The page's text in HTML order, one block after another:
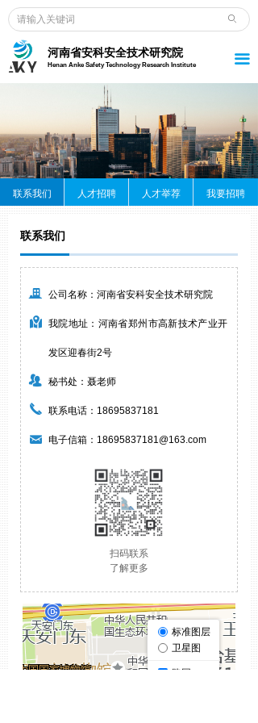
河南省安科安全技术研究院
Henan Anke Safety Technology Research Institute 끀
ꄙ
联系我们
公司名称：河南省安科安全技术研究院
我院地址：河南省郑州市高新技术产业开
发区迎春街2号
秘书处：聂老师
联系电话：18695837181
电子信箱：18695837181@163.com
扫码联系
了解更多
끉
낕
뀡
끅
낂
联系我们 人才招聘 人才举荐 我要招聘